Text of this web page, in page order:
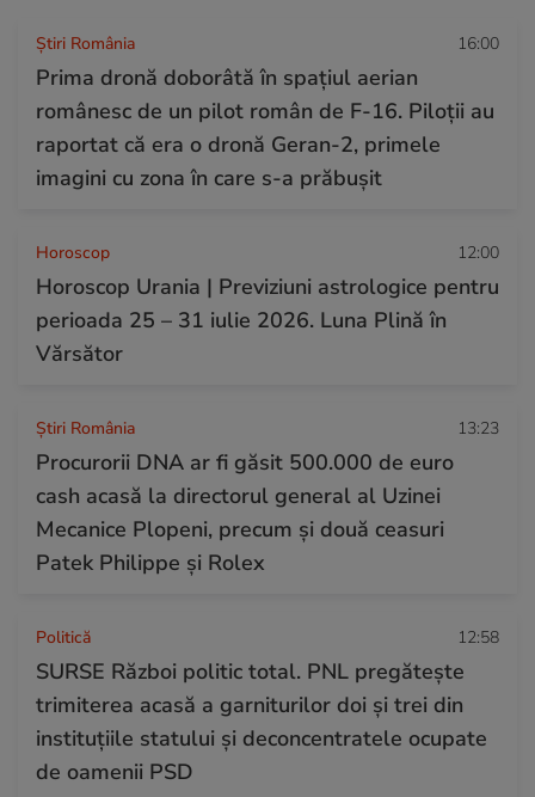
Știri România 16:00
Prima dronă doborâtă în spațiul aerian
românesc de un pilot român de F-16. Piloții au
raportat că era o dronă Geran-2, primele
imagini cu zona în care s-a prăbușit
Horoscop 12:00
Horoscop Urania | Previziuni astrologice pentru
perioada 25 – 31 iulie 2026. Luna Plină în
Vărsător
Știri România 13:23
Procurorii DNA ar fi găsit 500.000 de euro
cash acasă la directorul general al Uzinei
Mecanice Plopeni, precum și două ceasuri
Patek Philippe și Rolex
Politică 12:58
SURSE Război politic total. PNL pregătește
trimiterea acasă a garniturilor doi și trei din
instituțiile statului și deconcentratele ocupate
de oamenii PSD